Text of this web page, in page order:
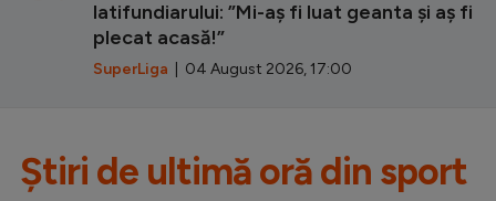
latifundiarului: ”Mi-aș fi luat geanta și aș fi
plecat acasă!”
SuperLiga | 04 August 2026, 17:00
Știri de ultimă oră din sport